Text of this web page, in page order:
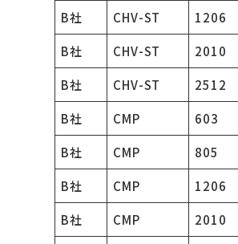
B社
CHV-ST
1206
B社
CHV-ST
2010
B社
CHV-ST
2512
B社
CMP
603
B社
CMP
805
B社
CMP
1206
B社
CMP
2010